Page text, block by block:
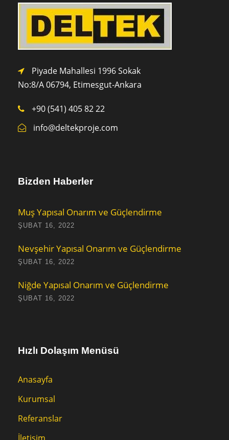
Piyade Mahallesi 1996 Sokak
No:8/A 06794, Etimesgut-Ankara
+90 (541) 405 82 22
info@deltekproje.com
Bizden Haberler
Muş Yapısal Onarım ve Güçlendirme
ŞUBAT 16, 2022
Nevşehir Yapısal Onarım ve Güçlendirme
ŞUBAT 16, 2022
Niğde Yapısal Onarım ve Güçlendirme
ŞUBAT 16, 2022
Hızlı Dolaşım Menüsü
Anasayfa
Kurumsal
Referanslar